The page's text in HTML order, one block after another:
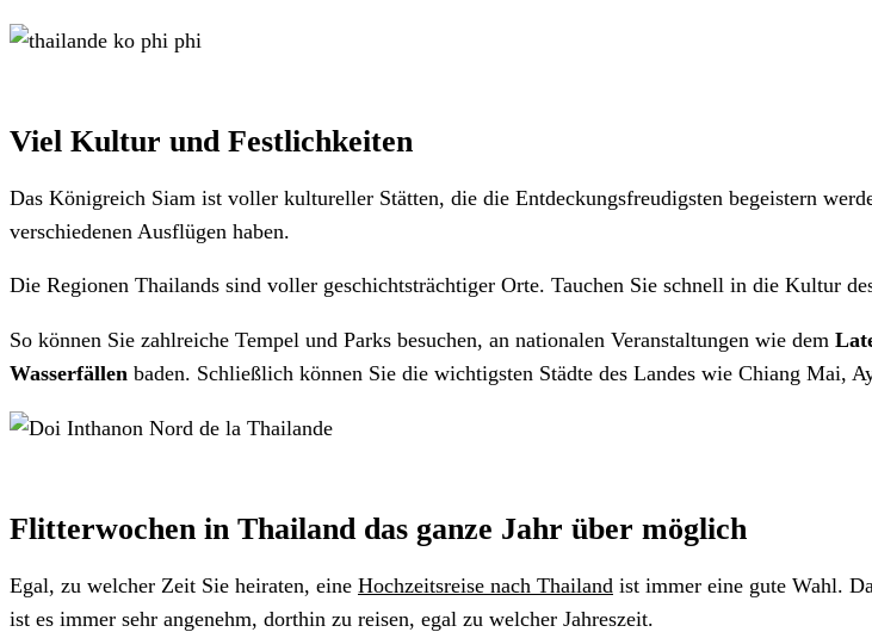
Viel Kultur und Festlichkeiten
Das Königreich Siam ist voller kultureller Stätten, die die Entdeckungsfreudigsten begeistern
verschiedenen Ausflügen haben.
Die Regionen Thailands sind voller geschichtsträchtiger Orte. Tauchen Sie schnell in die Kultur
So können Sie zahlreiche Tempel und Parks besuchen, an nationalen Veranstaltungen wie dem
Wasserfällen baden. Schließlich können Sie die wichtigsten Städte des Landes wie Chiang Mai,
Flitterwochen in Thailand das ganze Jahr über möglich
Egal, zu welcher Zeit Sie heiraten, eine Hochzeitsreise nach Thailand ist immer eine gute Wahl.
ist es immer sehr angenehm, dorthin zu reisen, egal zu welcher Jahreszeit.